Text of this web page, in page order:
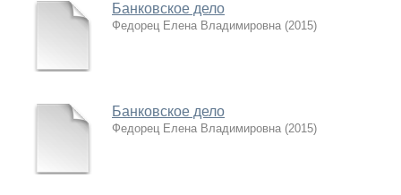
Банковское дело
Федорец Елена Владимировна (2015)
Банковское дело
Федорец Елена Владимировна (2015)